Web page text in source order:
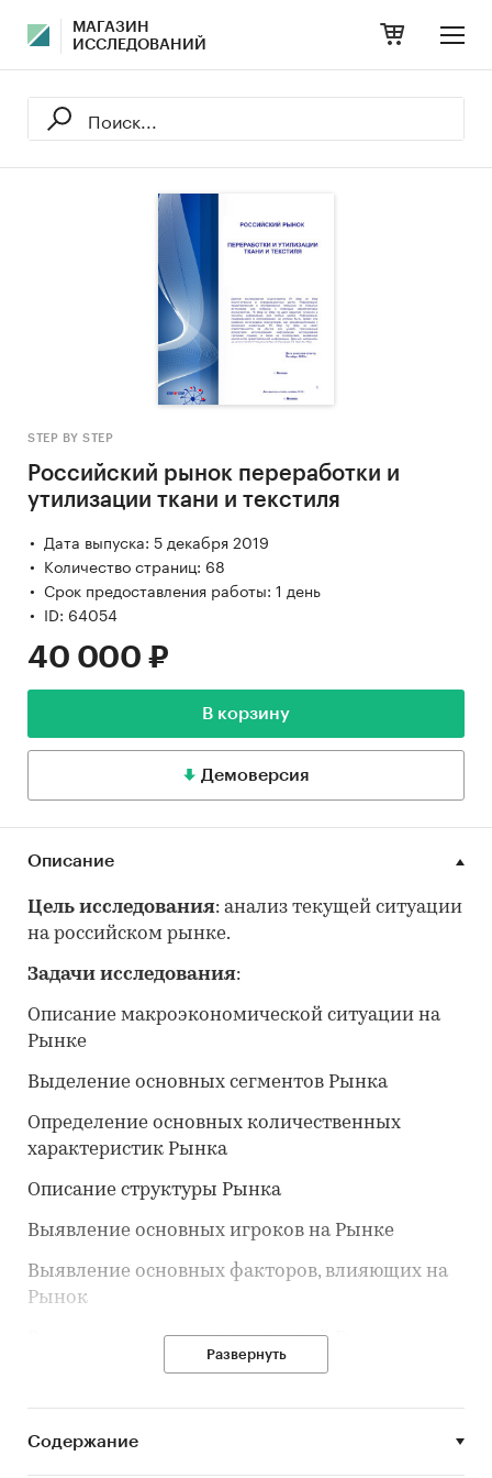
МАГАЗИН
ИССЛЕДОВАНИЙ
STEP BY STEP
Российский рынок переработки и
утилизации ткани и текстиля
Дата выпуска: 5 декабря 2019
Количество страниц: 68
Срок предоставления работы: 1 день
ID: 64054
40 000 ₽
В корзину
Демоверсия
Описание
Цель исследования: анализ текущей ситуации
на российском рынке.
Задачи исследования:
Описание макроэкономической ситуации на
Рынке
Выделение основных сегментов Рынка
Определение основных количественных
характеристик Рынка
Описание структуры Рынка
Выявление основных игроков на Рынке
Выявление основных факторов, влияющих на
Рынок
Выявление основных тенденций Рынка
Описание потребителей на Рынке
Развернуть
Содержание